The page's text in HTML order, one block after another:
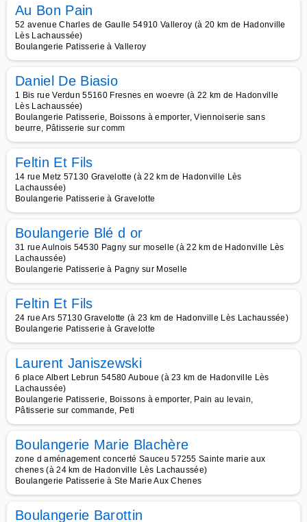
Au Bon Pain
52 avenue Charles de Gaulle 54910 Valleroy (à 20 km de Hadonville
Lès Lachaussée)
Boulangerie Patisserie à Valleroy
Daniel De Biasio
1 Bis rue Verdun 55160 Fresnes en woevre (à 22 km de Hadonville
Lès Lachaussée)
Boulangerie Patisserie, Boissons à emporter, Viennoiserie sans
beurre, Pâtisserie sur comm
Feltin Et Fils
14 rue Metz 57130 Gravelotte (à 22 km de Hadonville Lès
Lachaussée)
Boulangerie Patisserie à Gravelotte
Boulangerie Blé d or
31 rue Aulnois 54530 Pagny sur moselle (à 22 km de Hadonville Lès
Lachaussée)
Boulangerie Patisserie à Pagny sur Moselle
Feltin Et Fils
24 rue Ars 57130 Gravelotte (à 23 km de Hadonville Lès Lachaussée)
Boulangerie Patisserie à Gravelotte
Laurent Janiszewski
6 place Albert Lebrun 54580 Auboue (à 23 km de Hadonville Lès
Lachaussée)
Boulangerie Patisserie, Boissons à emporter, Pain au levain,
Pâtisserie sur commande, Peti
Boulangerie Marie Blachère
zone d aménagement concerté Sauceu 57255 Sainte marie aux
chenes (à 24 km de Hadonville Lès Lachaussée)
Boulangerie Patisserie à Ste Marie Aux Chenes
Boulangerie Barottin